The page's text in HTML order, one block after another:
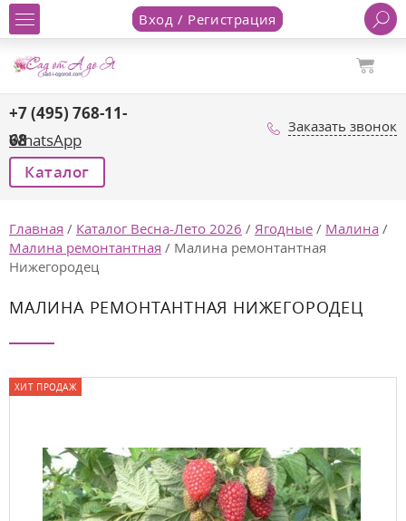
Вход / Регистрация
+7 (495) 768-11-
68
WhatsApp
Заказать звонок
Каталог
Главная / Каталог Весна-Лето 2026 / Ягодные / Малина /
Малина ремонтантная / Малина ремонтантная
Нижегородец
МАЛИНА РЕМОНТАНТНАЯ НИЖЕГОРОДЕЦ
ХИТ ПРОДАЖ